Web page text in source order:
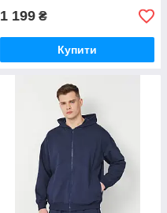
1 199 ₴
Купити